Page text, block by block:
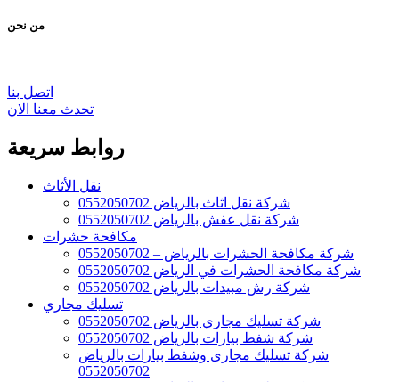
من نحن
اتصل بنا
تحدث معنا الان
روابط سريعة
نقل الأثاث
شركة نقل اثاث بالرياض 0552050702
شركة نقل عفش بالرياض 0552050702
مكافحة حشرات
شركة مكافحة الحشرات بالرياض – 0552050702
شركة مكافحة الحشرات في الرياض 0552050702
شركة رش مبيدات بالرياض 0552050702
تسليك مجاري
شركة تسليك مجاري بالرياض 0552050702
شركة شفط بيارات بالرياض 0552050702
شركة تسليك مجارى وشفط بيارات بالرياض
0552050702